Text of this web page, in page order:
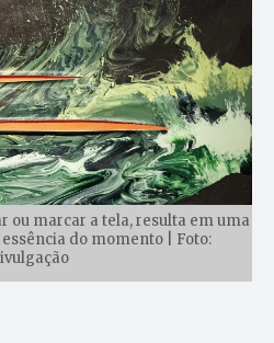
ou marcar a tela, resulta em uma
do momento | Foto: